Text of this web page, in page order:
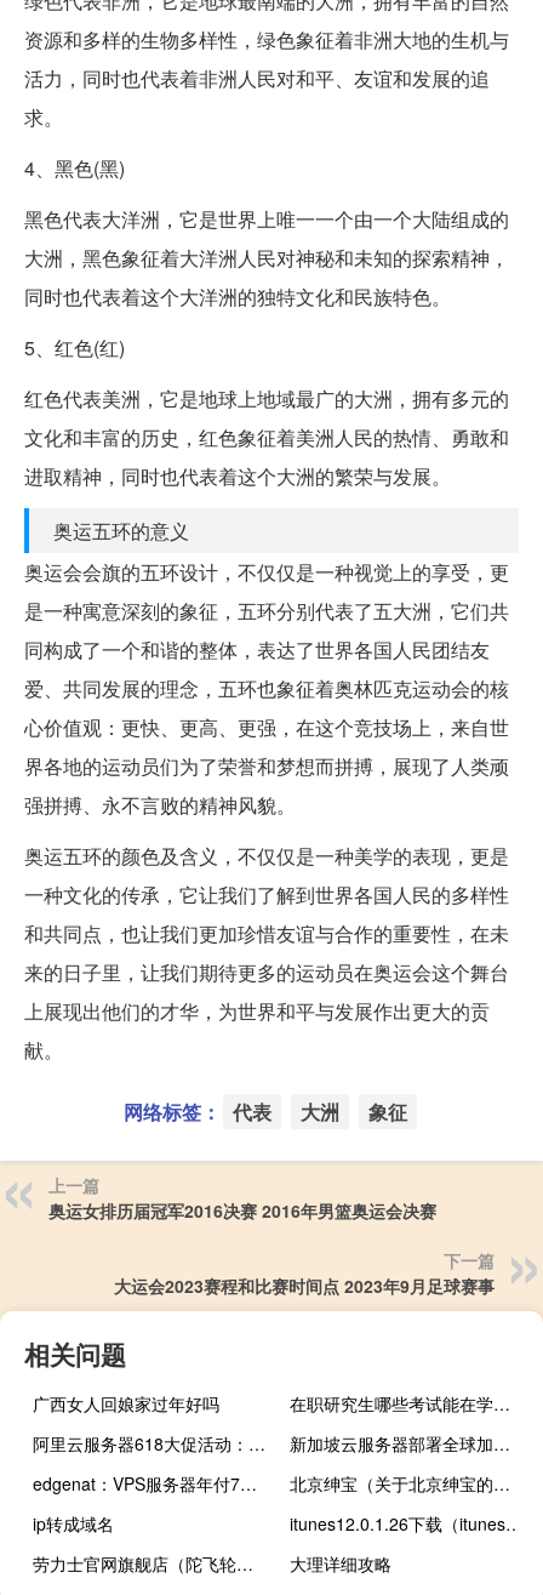
资源和多样的生物多样性，绿色象征着非洲大地的生机与
活力，同时也代表着非洲人民对和平、友谊和发展的追
求。
4、黑色(黑)
黑色代表大洋洲，它是世界上唯一一个由一个大陆组成的
大洲，黑色象征着大洋洲人民对神秘和未知的探索精神，
同时也代表着这个大洋洲的独特文化和民族特色。
5、红色(红)
红色代表美洲，它是地球上地域最广的大洲，拥有多元的
文化和丰富的历史，红色象征着美洲人民的热情、勇敢和
进取精神，同时也代表着这个大洲的繁荣与发展。
奥运五环的意义
奥运会会旗的五环设计，不仅仅是一种视觉上的享受，更
是一种寓意深刻的象征，五环分别代表了五大洲，它们共
同构成了一个和谐的整体，表达了世界各国人民团结友
爱、共同发展的理念，五环也象征着奥林匹克运动会的核
心价值观：更快、更高、更强，在这个竞技场上，来自世
界各地的运动员们为了荣誉和梦想而拼搏，展现了人类顽
强拼搏、永不言败的精神风貌。
奥运五环的颜色及含义，不仅仅是一种美学的表现，更是
一种文化的传承，它让我们了解到世界各国人民的多样性
和共同点，也让我们更加珍惜友谊与合作的重要性，在未
来的日子里，让我们期待更多的运动员在奥运会这个舞台
上展现出他们的才华，为世界和平与发展作出更大的贡
献。
网络标签： 代表 大洲 象征
上一篇
奥运女排历届冠军2016决赛 2016年男篮奥运会决赛
下一篇
大运会2023赛程和比赛时间点 2023年9月足球赛事
相关问题
广西女人回娘家过年好吗
在职研究生哪些考试能在学校之外进行
阿里云服务器618大促活动：最低0.9折，几款最值得买的云产品介绍
新加坡云服务器部署全球加速方案
edgenat：VPS服务器年付7折，买服务器送亚太CDN
北京绅宝（关于北京绅宝的介绍）
ip转成域名
itunes12.0.1.26下载（itunes12.0.1.26）
劳力士官网旗舰店（陀飞轮是什么意思）
大理详细攻略